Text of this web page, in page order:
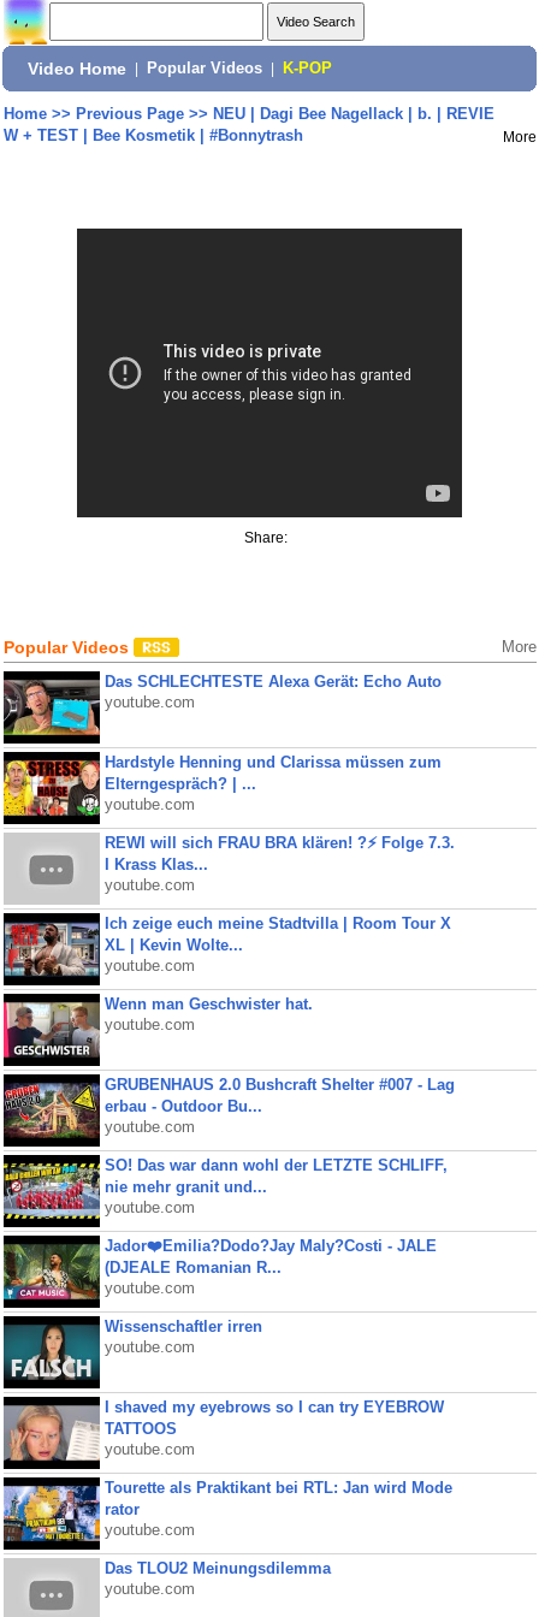
Video Home Popular Videos K-POP
Home>> Previous Page>> NEU | Dagi Bee Nagellack | b. | REVIE
W + TEST | Bee Kosmetik | #Bonnytrash
More
Share:
Popular Videos More
Das SCHLECHTESTE Alexa Gerät: Echo Auto
youtube.com
Hardstyle Henning und Clarissa müssen zum
Elterngespräch? | ...
youtube.com
REWI will sich FRAU BRA klären! ?⚡️ Folge 7.3.
I Krass Klas...
youtube.com
Ich zeige euch meine Stadtvilla | Room Tour X
XL | Kevin Wolte...
youtube.com
Wenn man Geschwister hat.
youtube.com
GRUBENHAUS 2.0 Bushcraft Shelter #007 - Lag
erbau - Outdoor Bu...
youtube.com
SO! Das war dann wohl der LETZTE SCHLIFF,
nie mehr granit und...
youtube.com
Jador❤️Emilia?Dodo?Jay Maly?Costi - JALE
(DJEALE Romanian R...
youtube.com
Wissenschaftler irren
youtube.com
I shaved my eyebrows so I can try EYEBROW
TATTOOS
youtube.com
Tourette als Praktikant bei RTL: Jan wird Mode
rator
youtube.com
Das TLOU2 Meinungsdilemma
youtube.com